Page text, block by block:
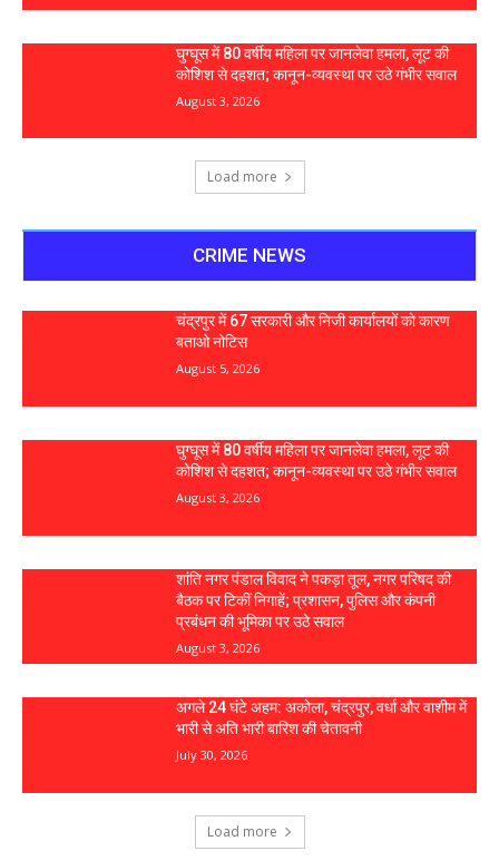
घुग्घूस में 80 वर्षीय महिला पर जानलेवा हमला, लूट की
कोशिश से दहशत; कानून-व्यवस्था पर उठे गंभीर सवाल
August 3, 2026
Load more
CRIME NEWS
चंद्रपुर में 67 सरकारी और निजी कार्यालयों को कारण
बताओ नोटिस
August 5, 2026
घुग्घूस में 80 वर्षीय महिला पर जानलेवा हमला, लूट की
कोशिश से दहशत; कानून-व्यवस्था पर उठे गंभीर सवाल
August 3, 2026
शांति नगर पंडाल विवाद ने पकड़ा तूल, नगर परिषद की
बैठक पर टिकीं निगाहें; प्रशासन, पुलिस और कंपनी
प्रबंधन की भूमिका पर उठे सवाल
August 3, 2026
अगले 24 घंटे अहम: अकोला, चंद्रपुर, वर्धा और वाशीम में
भारी से अति भारी बारिश की चेतावनी
July 30, 2026
Load more